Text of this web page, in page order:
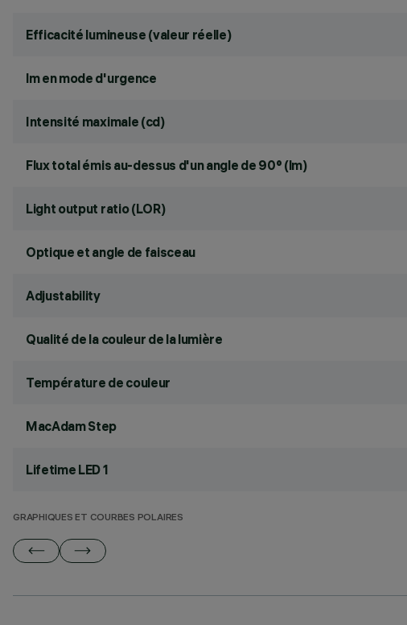
Efficacité lumineuse (valeur réelle)
lm en mode d'urgence
Intensité maximale (cd)
Flux total émis au-dessus d'un angle de 90° (lm)
Light output ratio (LOR)
Optique et angle de faisceau
Adjustability
Qualité de la couleur de la lumière
Température de couleur
MacAdam Step
Lifetime LED 1
GRAPHIQUES ET COURBES POLAIRES